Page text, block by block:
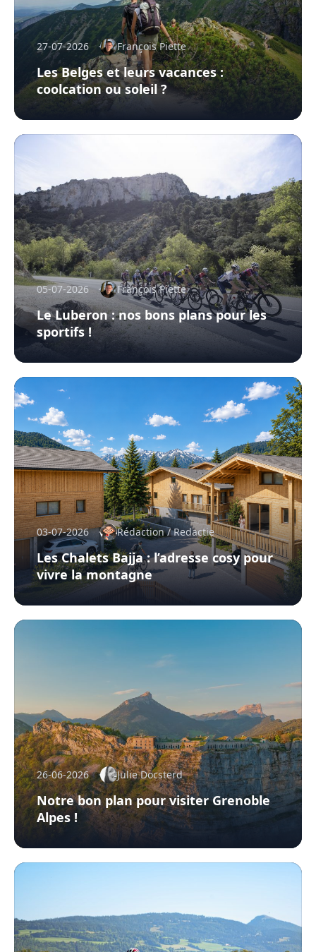
27-07-2026 François Piette
Les Belges et leurs vacances :
coolcation ou soleil ?
05-07-2026 François Piette
Le Luberon : nos bons plans pour les
sportifs !
03-07-2026 Rédaction / Redactie
Les Chalets Bajja : l’adresse cosy pour
vivre la montagne
26-06-2026 Julie Docsterd
Notre bon plan pour visiter Grenoble
Alpes !